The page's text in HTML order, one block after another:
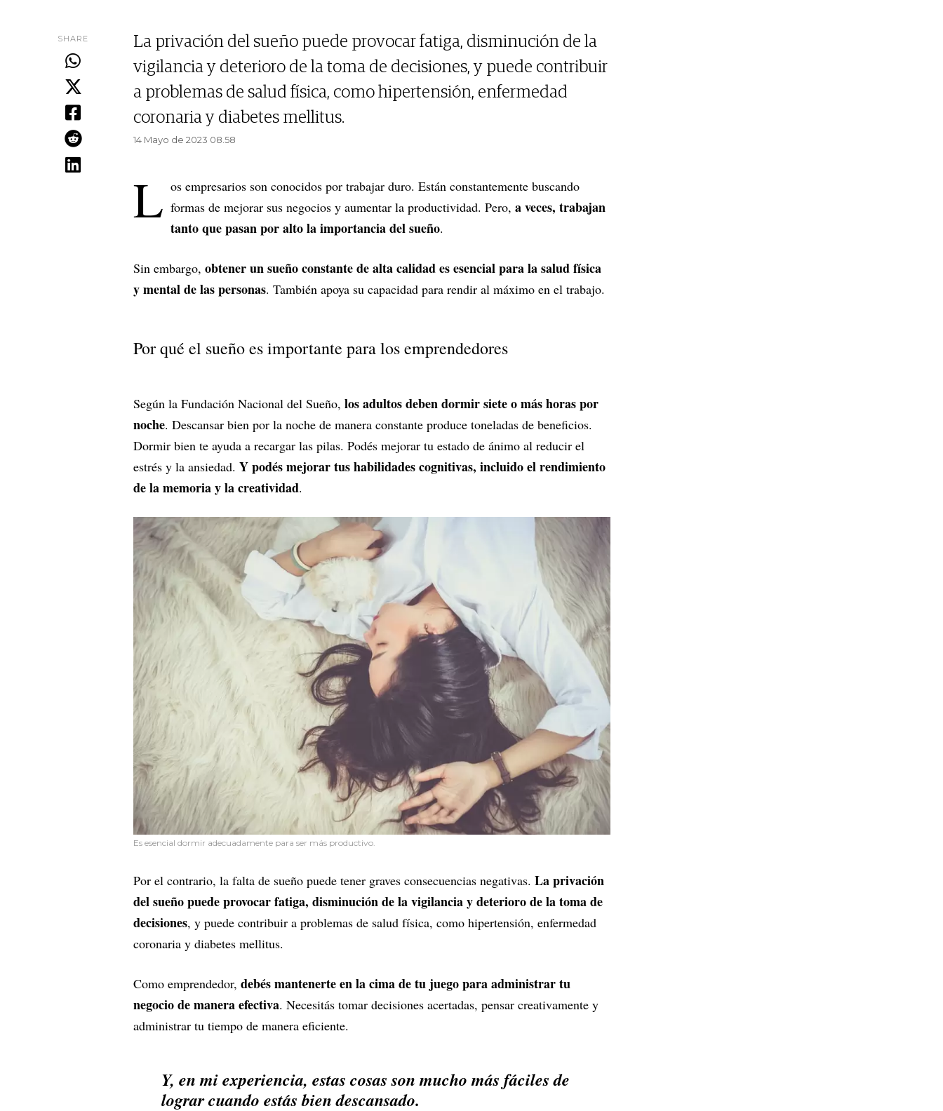
SHARE
La privación del sueño puede provocar fatiga, disminución de la
vigilancia y deterioro de la toma de decisiones, y puede contribuir
a problemas de salud física, como hipertensión, enfermedad
coronaria y diabetes mellitus.
14 Mayo de 2023 08.58
L os empresarios son conocidos por trabajar duro. Están constantemente buscando
formas de mejorar sus negocios y aumentar la productividad. Pero, a veces, trabajan
tanto que pasan por alto la importancia del sueño.
Sin embargo, obtener un sueño constante de alta calidad es esencial para la salud física
y mental de las personas. También apoya su capacidad para rendir al máximo en el trabajo.
Por qué el sueño es importante para los emprendedores
Según la Fundación Nacional del Sueño, los adultos deben dormir siete o más horas por
noche. Descansar bien por la noche de manera constante produce toneladas de beneficios.
Dormir bien te ayuda a recargar las pilas. Podés mejorar tu estado de ánimo al reducir el
estrés y la ansiedad. Y podés mejorar tus habilidades cognitivas, incluido el rendimiento
de la memoria y la creatividad.
Es esencial dormir adecuadamente para ser más productivo.
Por el contrario, la falta de sueño puede tener graves consecuencias negativas. La privación
del sueño puede provocar fatiga, disminución de la vigilancia y deterioro de la toma de
decisiones, y puede contribuir a problemas de salud física, como hipertensión, enfermedad
coronaria y diabetes mellitus.
Como emprendedor, debés mantenerte en la cima de tu juego para administrar tu
negocio de manera efectiva. Necesitás tomar decisiones acertadas, pensar creativamente y
administrar tu tiempo de manera eficiente.
Y, en mi experiencia, estas cosas son mucho más fáciles de
lograr cuando estás bien descansado.